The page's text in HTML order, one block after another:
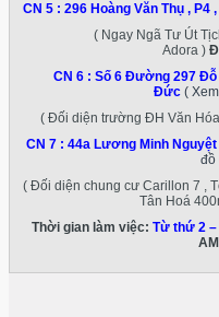
CN 5 : 296 Hoàng Văn Thụ , P4
( Ngay Ngã Tư Út
Adora )
CN 6 : Số 6 Đường 297 Đỗ
Đức (
( Đối diện trường ĐH Văn
CN 7 : 44a Lương Minh Nguyệt
đồ
( Đối diện chung cư Carillon 7 ,
Tân Hoá
Thời gian làm việc: Từ thứ 2 –